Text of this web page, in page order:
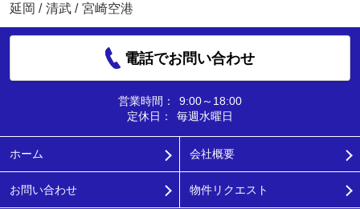
延岡 / 清武 / 宮崎空港
電話でお問い合わせ
営業時間：
9:00～18:00
定休日：
毎週水曜日
ホーム 会社概要
お問い合わせ 物件リクエスト